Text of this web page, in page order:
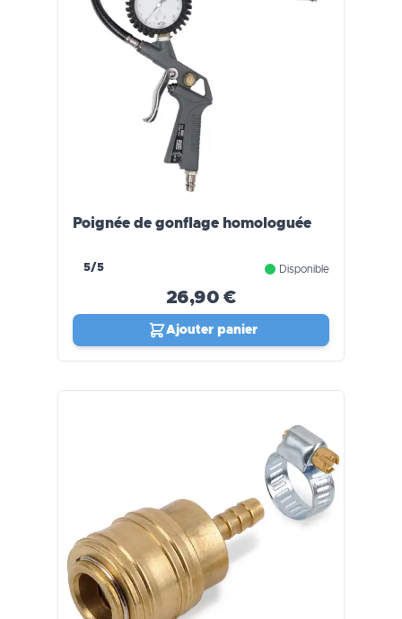
Poignée de gonflage homologuée
5/5 Disponible
26,90 €
Ajouter panier